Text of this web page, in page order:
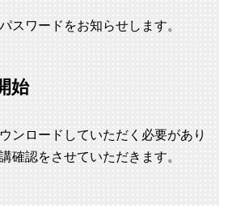
スワードをお知らせします。
始
ンロードしていただく必要があり
確認をさせていただきます。